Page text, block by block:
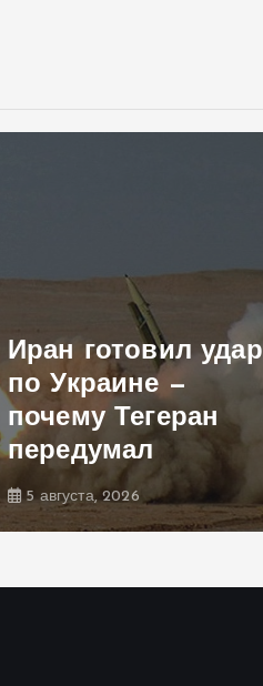
Иран готовил удар
по Украине —
почему Тегеран
передумал
5 августа, 2026